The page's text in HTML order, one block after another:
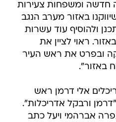
חדשה ומשפחות צעירות
באזור מערב הנגב
ולהוסיף עוד עשרות
ראוי לציין את
ובפרט את ראש העיר
באזור".
אלי דרמן ראש
ורבקל אדריכלות".
אברהמי ויעל כתב